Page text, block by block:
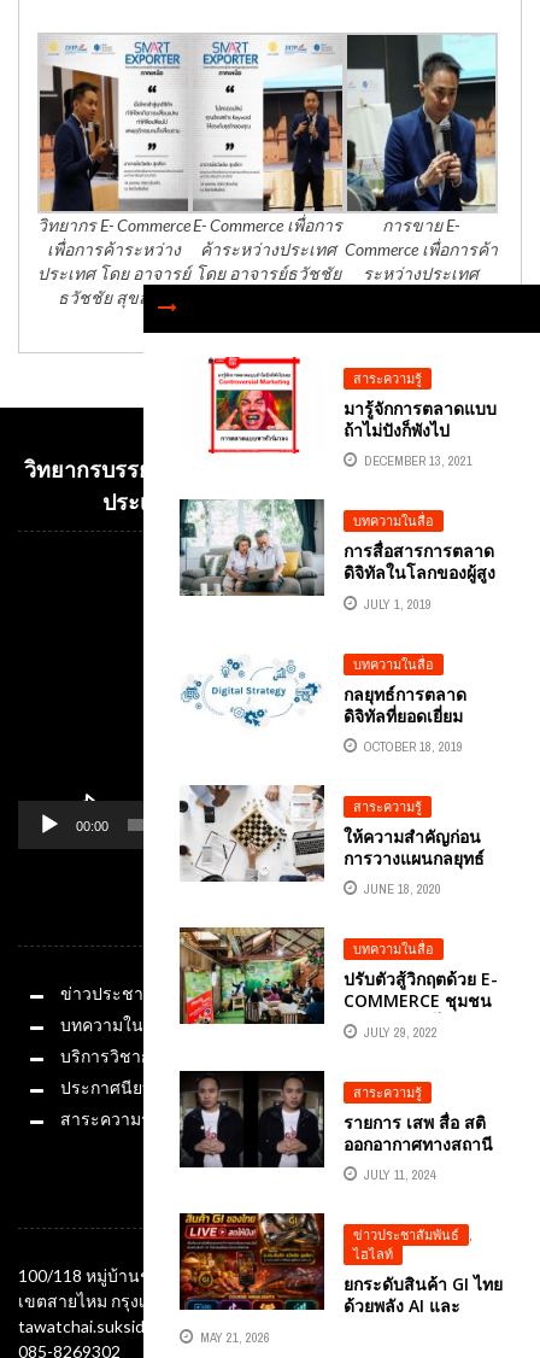
สาระความรู้
มารู้จักการตลาดแบบ
ถ้าไม่ปังก็พังไป
เลย CONTROVERSIA
L MARKETING
DECEMBER 13, 2021
บทความในสื่อ
การสื่อสารการตลาด
ดิจิทัลในโลกของผู้สูง
อายุJULY 1, 2019
บทความในสื่อ
กลยุทธ์การตลาด
ดิจิทัลที่ยอดเยี่ยม
สำหรับธุรกิจขนาด
เล็กที่ควรนำไปใช้
OCTOBER 18, 2019
สาระความรู้
ให้ความสำคัญก่อน
การวางแผนกลยุทธ์
การตลาดดิจิทัล 5.0
JUNE 18, 2020
บทความในสื่อ
ปรับตัวสู้วิกฤตด้วย E-
COMMERCE ชุมชน
อัจฉริยะออนไลน์
อ.ดร.ต้นรัก ธวัชชัย
JULY 29, 2022
สาระความรู้
รายการ เสพ สื่อ สติ
ออกอากาศทางสถานี
วิทยุโทรทัศน์แห่ง
ประเทศไทย NBT2HD
อ.ดร.ต้นรัก ธวัชชัย
สุขสีดา
JULY 11, 2024
ข่าวประชาสัมพันธ์
,
ไฮไลท์
ยกระดับสินค้า GI ไทย
ด้วยพลัง AI และ
MAY 21, 2026
วิทยากร E- Commerce
เพื่อการค้าระหว่าง
ประเทศ โดย อาจารย์
ธวัชชัย สุขสีดา
E- Commerce เพื่อการ
ค้าระหว่างประเทศ
โดย อาจารย์ธวัชชัย
การขาย E-
Commerce เพื่อการค้า
ระหว่างประเทศ
วิทยากรบรรยาย E-COMMERCE เพื่อการค้าระหว่าง
ประเทศ อ.ดร.ต้นรัก ธวัชชัย สุขสีดา
00:00 01:14
หมวดหมู่
ข่าวประชาสัมพันธ์
บทความในสื่อ
บริการวิชาการ
ประกาศนียบัตร
สาระความรู้
100/118 หมู่บ้านชัยพฤกษ์ ซอยออเงิน แขวงออเงิน
เขตสายไหม กรุงเทพมหานคร 10220
tawatchai.suksida@gmail.com
085-8269302